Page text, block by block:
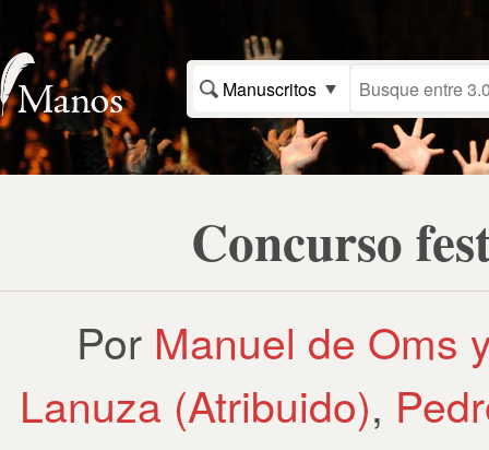
Manuscritos
Concurso
Por Manuel de Oms
Lanuza (Atribuido),